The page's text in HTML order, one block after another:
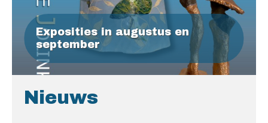
Exposities in augustus en
september
Nieuws